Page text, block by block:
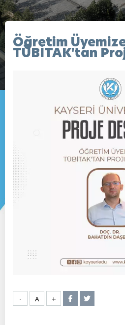
Öğretim
TÜBİTAK'tan
- A +